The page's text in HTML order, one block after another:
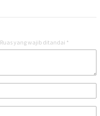
Ruas yang wajib ditandai *